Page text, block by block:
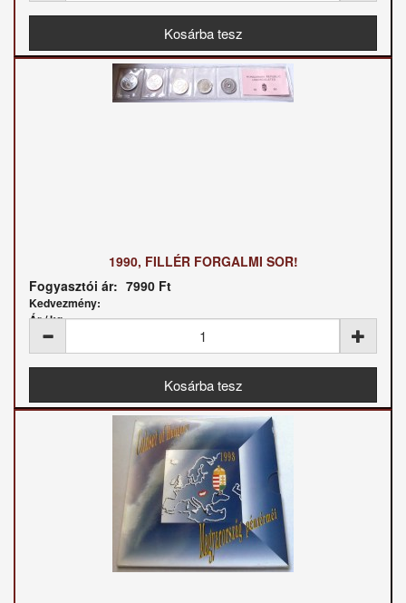
1990, FILLÉR FORGALMI SOR!
Fogyasztói ár: 7990 Ft
Kedvezmény:
Ár / kg: